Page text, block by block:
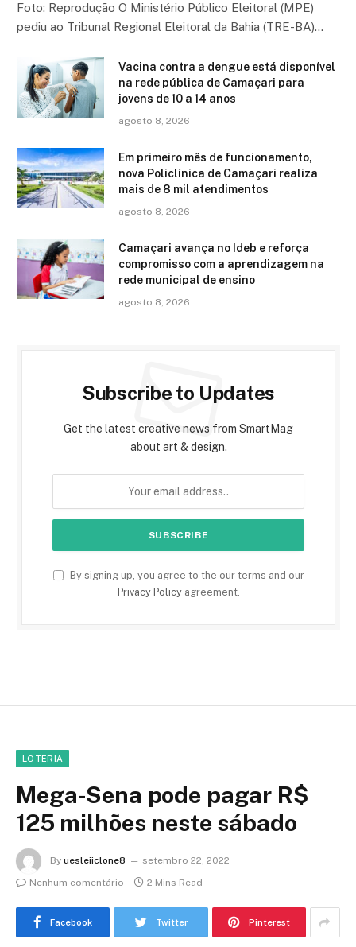
Foto: Reprodução O Ministério Público Eleitoral (MPE)
pediu ao Tribunal Regional Eleitoral da Bahia (TRE-BA)…
Vacina contra a dengue está disponível
na rede pública de Camaçari para
jovens de 10 a 14 anos
agosto 8, 2026
Em primeiro mês de funcionamento,
nova Policlínica de Camaçari realiza
mais de 8 mil atendimentos
agosto 8, 2026
Camaçari avança no Ideb e reforça
compromisso com a aprendizagem na
rede municipal de ensino
agosto 8, 2026
Subscribe to Updates
Get the latest creative news from SmartMag
about art & design.
By signing up, you agree to the our terms and our
Privacy Policyagreement.
LOTERIA
Mega-Sena pode pagar R$
125 milhões neste sábado
By uesleiiclone8
setembro 22, 2022
Nenhum comentário
2 Mins Read
Facebook Twitter Pinterest